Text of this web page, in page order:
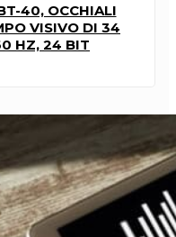
40, OCCHIALI
VISIVO DI 34
HZ, 24 BIT